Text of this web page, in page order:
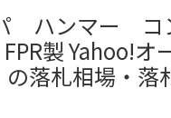
ハンマー コ
製 Yahoo!オ
の落札相場・落